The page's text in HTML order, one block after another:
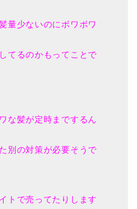
量少ないのにボワボワ
てるのかもってことで
な髪が定時までするん
別の対策が必要そうで
トで売ってたりします